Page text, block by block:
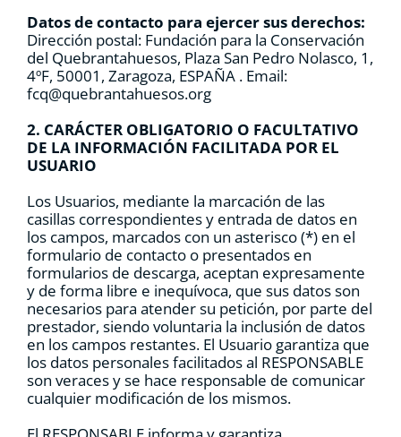
Datos de contacto para ejercer sus derechos:
Dirección postal: Fundación para la Conservación
del Quebrantahuesos, Plaza San Pedro Nolasco, 1,
4ºF, 50001, Zaragoza, ESPAÑA . Email:
fcq@quebrantahuesos.org
2. CARÁCTER OBLIGATORIO O FACULTATIVO
DE LA INFORMACIÓN FACILITADA POR EL
USUARIO
Los Usuarios, mediante la marcación de las
casillas correspondientes y entrada de datos en
los campos, marcados con un asterisco (*) en el
formulario de contacto o presentados en
formularios de descarga, aceptan expresamente
y de forma libre e inequívoca, que sus datos son
necesarios para atender su petición, por parte del
prestador, siendo voluntaria la inclusión de datos
en los campos restantes. El Usuario garantiza que
los datos personales facilitados al RESPONSABLE
son veraces y se hace responsable de comunicar
cualquier modificación de los mismos.